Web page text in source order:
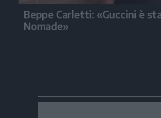
Beppe Carletti: «Guccini è
Nomade»